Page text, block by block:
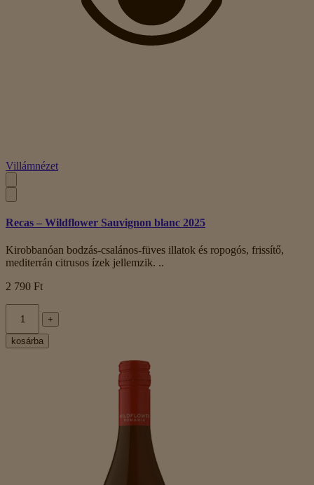
Villámnézet
Recas – Wildflower Sauvignon blanc 2025
Kirobbanóan bodzás-csalános-füves illatok és ropogós, frissítő,
mediterrán citrusos ízek jellemzik. ..
2 790 Ft
+
kosárba